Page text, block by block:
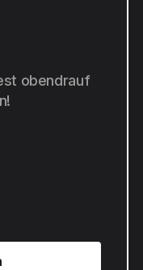
obendrauf